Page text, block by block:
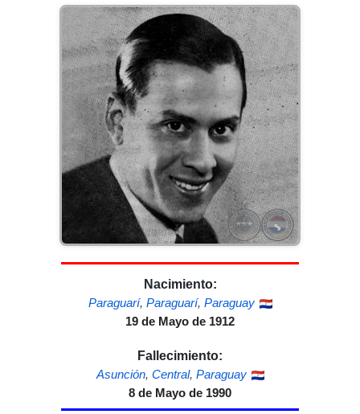
Nacimiento:
Paraguarí, Paraguarí, Paraguay
19 de Mayo de 1912
Fallecimiento:
Asunción, Central, Paraguay
8 de Mayo de 1990